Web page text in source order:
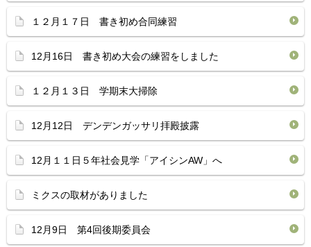
１２月１７日 書き初め合同練習
12月16日 書き初め大会の練習をしました
１２月１３日 学期末大掃除
12月12日 デンデンガッサリ拝殿披露
12月１１日５年社会見学「アイシンAW」へ
ミクスの取材がありました
12月9日 第4回後期委員会